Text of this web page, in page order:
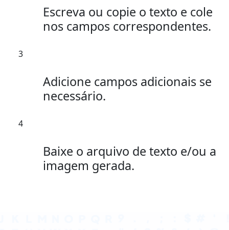
Escreva ou copie o texto e cole
nos campos correspondentes.
3
Adicione campos adicionais se
necessário.
4
Baixe o arquivo de texto e/ou a
imagem gerada.